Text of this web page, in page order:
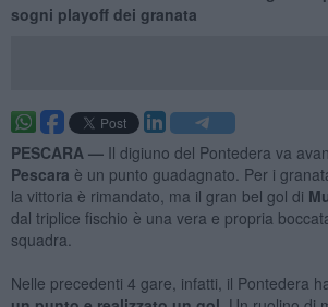
sogni playoff dei granata
PESCARA — Il digiuno del Pontedera va
Pescara è un punto guadagnato. Per i
la vittoria è rimandato, ma il gran bel gol di
dal triplice fischio è una vera e propria
squadra.
Nelle precedenti 4 gare, infatti, il Pontedera